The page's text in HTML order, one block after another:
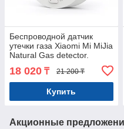
Беспроводной датчик
утечки газа Xiaomi Mi MiJia
Natural Gas detector.
Оригинал. Арт.5477
18 020 ₸ 21 200 ₸
Купить
Акционные